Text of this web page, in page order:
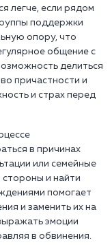
легче, если рядом
поддержки
опору, что
общение с
делиться
причастности и
и страх перед
в причинах
или семейные
и найти
помогает
и заменить их на
эмоции
в обвинения.